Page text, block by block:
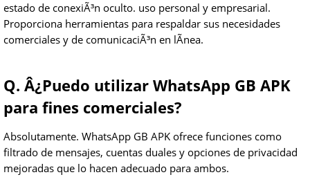
estado de conexiÃ³n oculto. uso personal y empresarial.
Proporciona herramientas para respaldar sus necesidades
comerciales y de comunicaciÃ³n en lÃ­nea.
Q. Â¿Puedo utilizar WhatsApp GB APK
para fines comerciales?
Absolutamente. WhatsApp GB APK ofrece funciones como
filtrado de mensajes, cuentas duales y opciones de privacidad
mejoradas que lo hacen adecuado para ambos.